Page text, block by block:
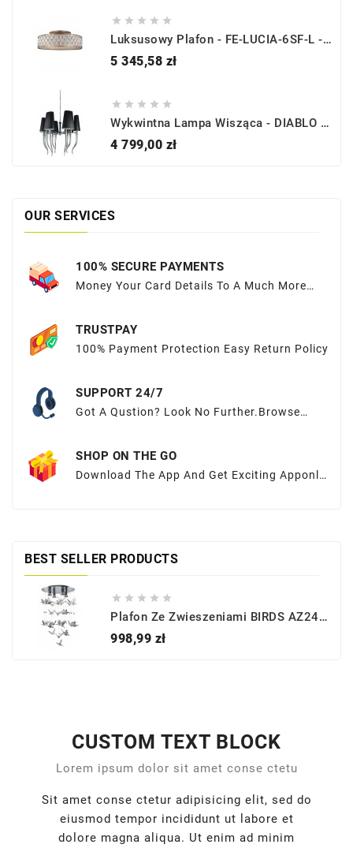
    
Luksusowy Plafon - FE-LUCIA-6SF-L - Feiss
5 345,58 złCena
    
Wykwintna Lampa Wisząca - DIABLO 6 BIG AZ1390 CZARNA - Azzardo
4 799,00 złCena
OUR SERVICES
100% SECURE PAYMENTS
Money Your Card Details To A Much More
TRUSTPAY
100% Payment Protection Easy Return Policy
SUPPORT 24/7
Got A Qustion? Look No Further.Browse
SHOP ON THE GO
Download The App And Get Exciting Apponly
BEST SELLER PRODUCTS
    
Plafon Ze Zwieszeniami BIRDS AZ2449 - Azzardo
998,99 złCena
CUSTOM TEXT BLOCK
Lorem ipsum dolor sit amet conse ctetu
Sit amet conse ctetur adipisicing elit, sed do
eiusmod tempor incididunt ut labore et
dolore magna aliqua. Ut enim ad minim